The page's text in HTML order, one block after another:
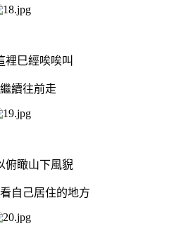
裡巳經唉唉叫
續往前走
俯瞰山下風貎
自己居住的地方